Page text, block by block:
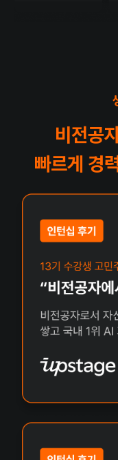
비전공
빠르게 경